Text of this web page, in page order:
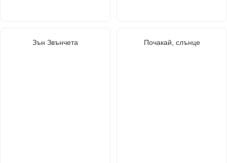
Зън Звънчета Почакай, слънце